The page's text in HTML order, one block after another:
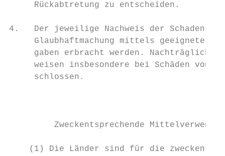
     Rückabtretung zu entscheiden.
4.   Der jeweilige Nachweis der
Glaubhaftmachung mittels geeigneter
gaben erbracht werden. Nachträgliche
weisen insbesondere bei Schäden von
     schlossen.
Zweckentsprechende
(1) Die Länder sind für die